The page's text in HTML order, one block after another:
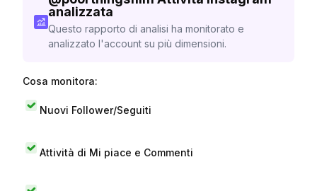
analizzata
Questo rapporto di analisi ha monitorato e
analizzato l'account su più dimensioni.
Cosa monitora:
Nuovi Follower/Seguiti
Attività di Mi piace e Commenti